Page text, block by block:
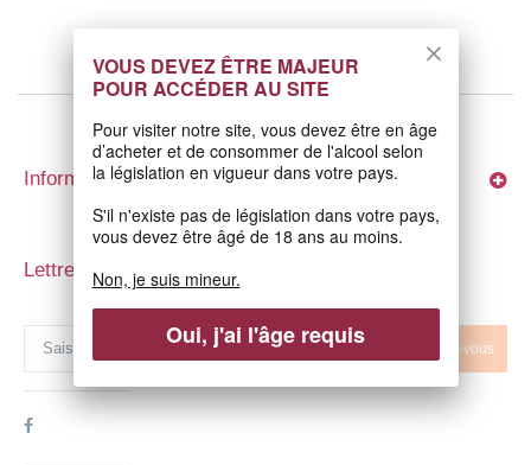
Informations
Lettre d'informations
Abonnez-vous
VOUS DEVEZ ÊTRE MAJEUR
POUR ACCÉDER AU SITE
Pour visiter notre site, vous devez être en âge
d’acheter et de consommer de l'alcool selon
la législation en vigueur dans votre pays.
S'il n'existe pas de législation dans votre pays,
vous devez être âgé de 18 ans au moins.
Non, je suis mineur.
Oui, j'ai l'âge requis